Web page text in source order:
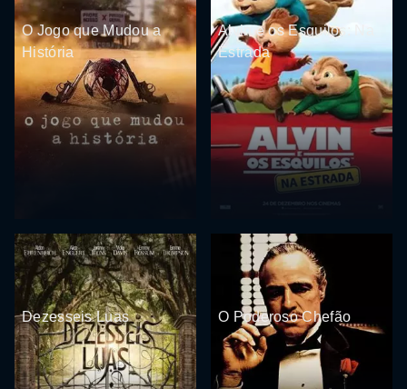
O Jogo que Mudou a
História
Alvin e os Esquilos: Na
Estrada
Dezesseis Luas O Poderoso Chefão